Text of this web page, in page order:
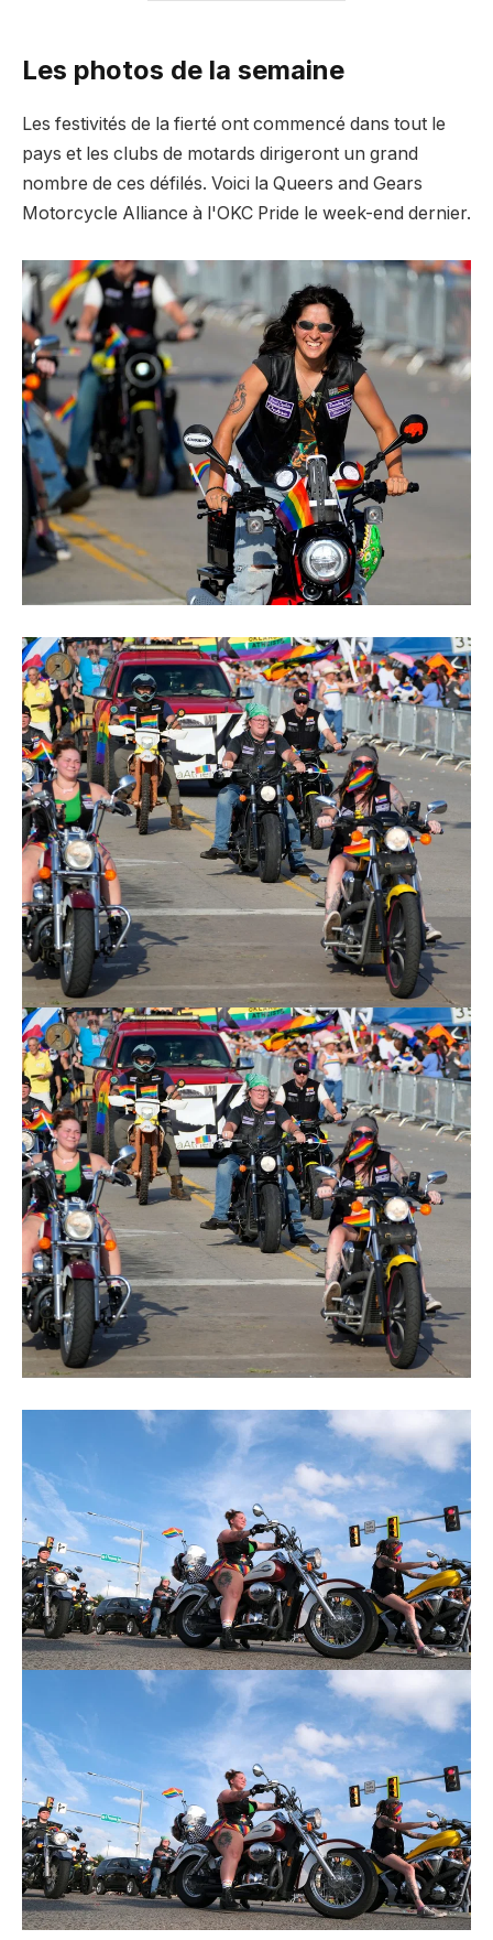
Les photos de la semaine
Les festivités de la fierté ont commencé dans tout le
pays et les clubs de motards dirigeront un grand
nombre de ces défilés. Voici la Queers and Gears
Motorcycle Alliance à l'OKC Pride le week-end dernier.